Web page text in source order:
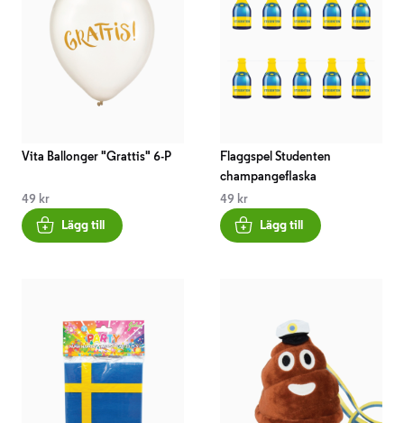
Vita Ballonger "Grattis" 6-P
Lägg till
49 kr
Flaggspel Studenten
champangeflaska
Lägg till
49 kr